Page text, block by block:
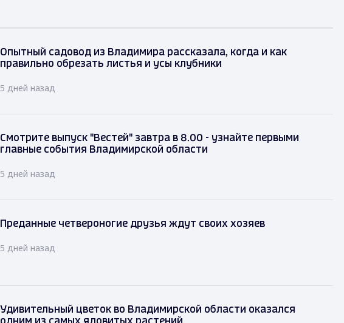
Опытный садовод из Владимира рассказала, когда и как
правильно обрезать листья и усы клубники
5 дней назад
Смотрите выпуск "Вестей" завтра в 8.00 - узнайте первыми
главные события Владимирской области
5 дней назад
Преданные четвероногие друзья ждут своих хозяев
5 дней назад
Удивительный цветок во Владимирской области оказался
одним из самых ядовитых растений